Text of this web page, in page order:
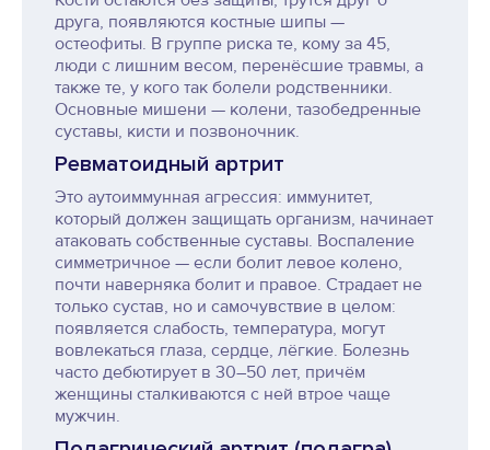
друга, появляются костные шипы —
остеофиты. В группе риска те, кому за 45,
люди с лишним весом, перенёсшие травмы, а
также те, у кого так болели родственники.
Основные мишени — колени, тазобедренные
суставы, кисти и позвоночник.
Ревматоидный артрит
Это аутоиммунная агрессия: иммунитет,
который должен защищать организм, начинает
атаковать собственные суставы. Воспаление
симметричное — если болит левое колено,
почти наверняка болит и правое. Страдает не
только сустав, но и самочувствие в целом:
появляется слабость, температура, могут
вовлекаться глаза, сердце, лёгкие. Болезнь
часто дебютирует в 30–50 лет, причём
женщины сталкиваются с ней втрое чаще
мужчин.